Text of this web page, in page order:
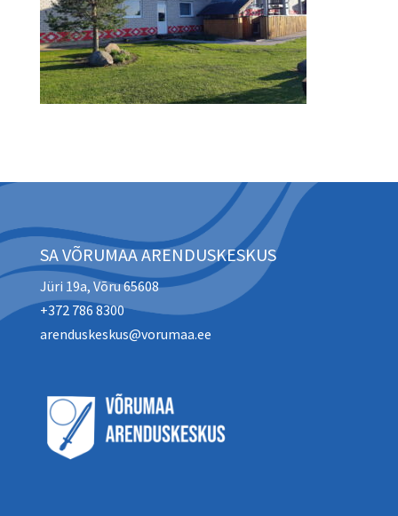
SA VÕRUMAA ARENDUSKESKUS
Jüri 19a, Võru 65608
+372 786 8300
arenduskeskus@vorumaa.ee